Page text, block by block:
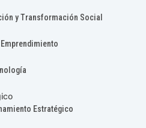
y Transformación Social
Estratégico